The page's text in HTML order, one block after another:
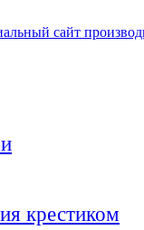
сайт
крестиком